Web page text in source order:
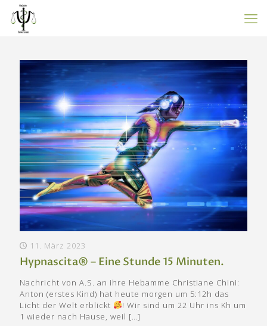
11. März 2023
Hypnascita® – Eine Stunde 15 Minuten.
Nachricht von A.S. an ihre Hebamme Christiane Chini:
Anton (erstes Kind) hat heute morgen um 5:12h das
Licht der Welt erblickt
! Wir sind um 22 Uhr ins Kh um
1 wieder nach Hause, weil […]